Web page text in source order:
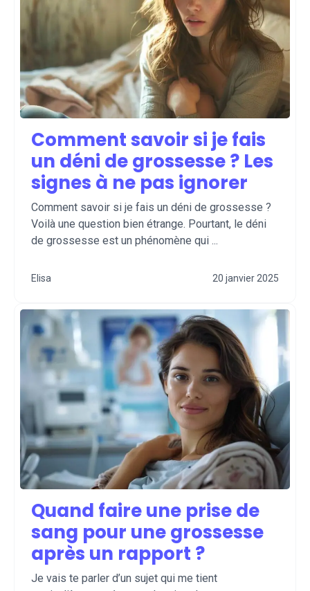
Comment savoir si je fais
un déni de grossesse ? Les
signes à ne pas ignorer
Comment savoir si je fais un déni de grossesse ?
Voilà une question bien étrange. Pourtant, le déni
de grossesse est un phénomène qui ...
Elisa 20 janvier 2025
Quand faire une prise de
sang pour une grossesse
après un rapport ?
Je vais te parler d’un sujet qui me tient